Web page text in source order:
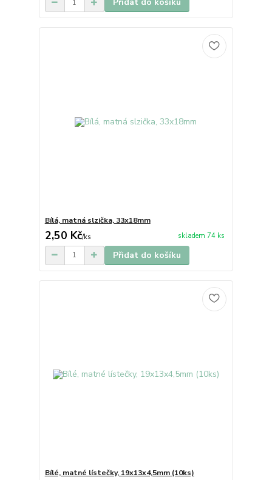
Přidat do košíku
Bílá, matná slzička, 33x18mm
2,50 Kč/ks skladem 74 ks
Přidat do košíku
Bílé, matné lístečky, 19x13x4,5mm (10ks)